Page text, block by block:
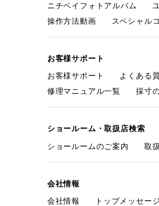
ニチベイフォトアルバム
操作方法動画
スペシャル
お客様サポート
お客様サポート
よくある
修理マニュアル一覧
採寸
ショールーム・取扱店検索
ショールームのご案内
取
会社情報
会社情報
トップメッセージ